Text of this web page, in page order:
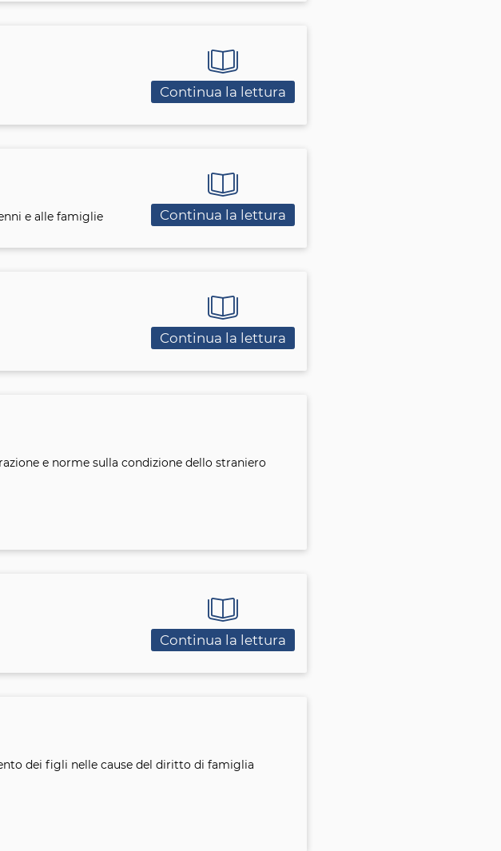
Continua la lettura
e alle famiglie
Continua la lettura
Continua la lettura
e norme sulla condizione dello straniero
Continua la lettura
dei figli nelle cause del diritto di famiglia